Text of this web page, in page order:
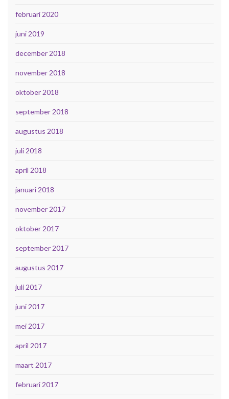
februari 2020
juni 2019
december 2018
november 2018
oktober 2018
september 2018
augustus 2018
juli 2018
april 2018
januari 2018
november 2017
oktober 2017
september 2017
augustus 2017
juli 2017
juni 2017
mei 2017
april 2017
maart 2017
februari 2017